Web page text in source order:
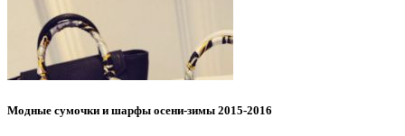
Модные сумочки и шарфы осени-зимы 2015-2016